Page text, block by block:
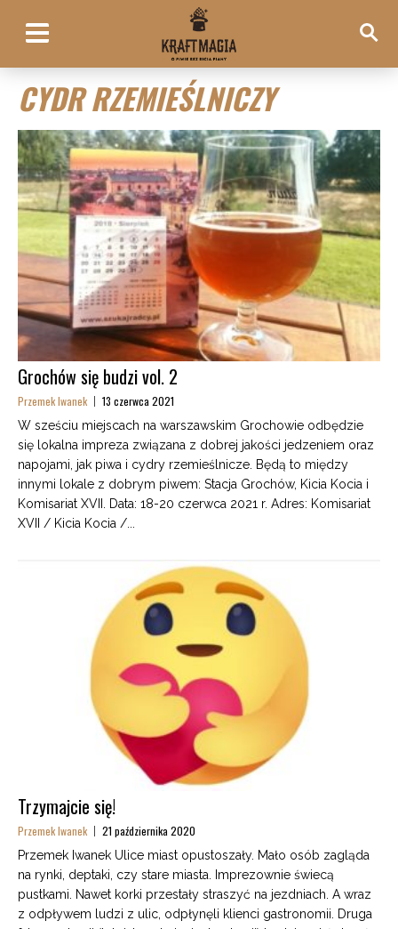
CYDR RZEMIEŚLNICZY
Grochów się budzi vol. 2
Przemek Iwanek 13 czerwca 2021
W sześciu miejscach na warszawskim Grochowie odbędzie
się lokalna impreza związana z dobrej jakości jedzeniem oraz
napojami, jak piwa i cydry rzemieślnicze. Będą to między
innymi lokale z dobrym piwem: Stacja Grochów, Kicia Kocia i
Komisariat XVII. Data: 18-20 czerwca 2021 r. Adres: Komisariat
XVII / Kicia Kocia /...
Trzymajcie się!
Przemek Iwanek 21 października 2020
Przemek Iwanek Ulice miast opustoszały. Mało osób zagląda
na rynki, deptaki, czy stare miasta. Imprezownie świecą
pustkami. Nawet korki przestały straszyć na jezdniach. A wraz
z odpływem ludzi z ulic, odpłynęli klienci gastronomii. Druga